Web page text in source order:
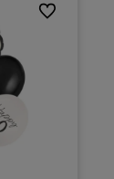
Do ulubionych